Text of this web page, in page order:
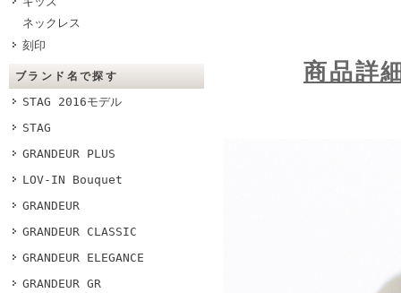
ネックレス
刻印
ブランド名で探す
STAG 2016モデル
STAG
GRANDEUR PLUS
LOV-IN Bouquet
GRANDEUR
GRANDEUR CLASSIC
GRANDEUR ELEGANCE
GRANDEUR GR
商品詳